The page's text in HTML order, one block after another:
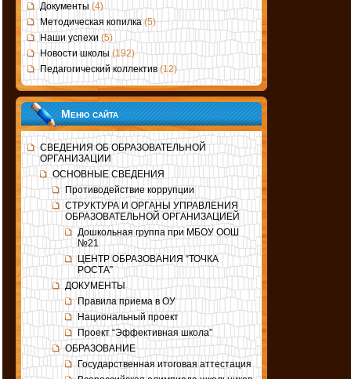
Документы (4)
Методическая копилка(5)
Наши успехи (5)
Новости школы (192)
Педагогический коллектив(12)
Меню сайта
СВЕДЕНИЯ ОБ ОБРАЗОВАТЕЛЬНОЙ
ОРГАНИЗАЦИИ
ОСНОВНЫЕ СВЕДЕНИЯ
Противодействие коррупции
СТРУКТУРА И ОРГАНЫ УПРАВЛЕНИЯ
ОБРАЗОВАТЕЛЬНОЙ ОРГАНИЗАЦИЕЙ
Дошкольная группа при МБОУ ООШ
№21
ЦЕНТР ОБРАЗОВАНИЯ “ТОЧКА
РОСТА”
ДОКУМЕНТЫ
Правила приема в ОУ
Национальный проект
Проект “Эффективная школа”
ОБРАЗОВАНИЕ
Государственная итоговая аттестация